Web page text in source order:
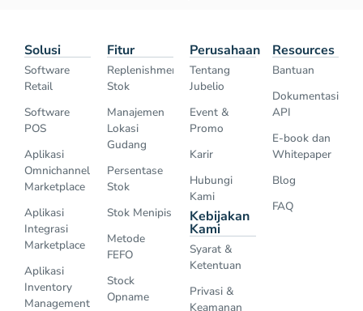
Solusi
Software
Retail
Software
POS
Aplikasi
Omnichannel
Marketplace
Aplikasi
Integrasi
Marketplace
Aplikasi
Inventory
Management
Fitur
Replenishment
Stok
Manajemen
Lokasi
Gudang
Persentase
Stok
Stok Menipis
Metode
FEFO
Stock
Opname
Perusahaan
Tentang
Jubelio
Event &
Promo
Karir
Hubungi
Kami
Kebijakan
Kami
Syarat &
Ketentuan
Privasi &
Keamanan
Resources
Bantuan
Dokumentasi
API
E-book dan
Whitepaper
Blog
FAQ